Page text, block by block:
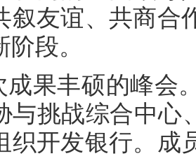
叙友谊、共商合
段。
成果丰硕的峰会
与挑战综合中心
织开发银行。成